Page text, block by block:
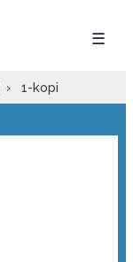
☰
› 1-kopi